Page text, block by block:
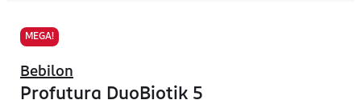
MEGA!
Bebilon
Profutura DuoBiotik 5